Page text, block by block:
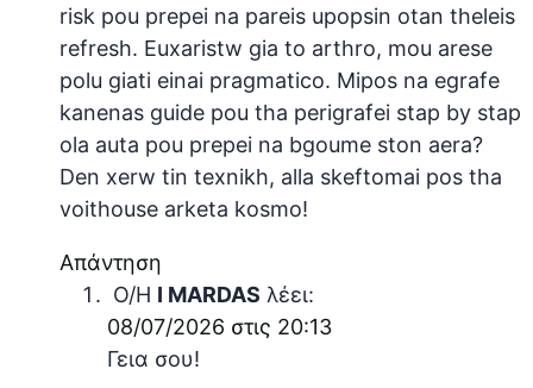
risk pou prepei na pareis upopsin otan theleis
refresh. Euxaristw gia to arthro, mou arese
polu giati einai pragmatico. Mipos na egrafe
kanenas guide pou tha perigrafei stap by stap
ola auta pou prepei na bgoume ston aera?
Den xerw tin texnikh, alla skeftomai pos tha
voithouse arketa kosmo!
Απάντηση
Ο/Η I MARDAS λέει:
08/07/2026 στις 20:13
Γεια σου!